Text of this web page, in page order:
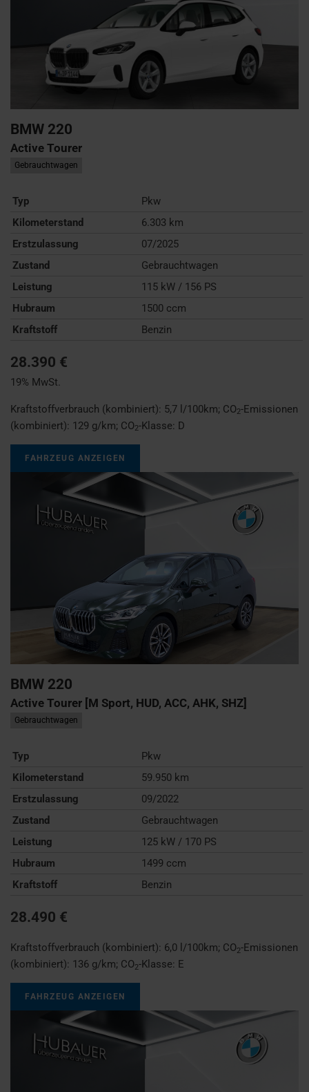
BMW 220
Active Tourer
Gebrauchtwagen
Typ
Pkw
Kilometerstand
6.303 km
Erstzulassung
07/2025
Zustand
Gebrauchtwagen
Leistung
115 kW / 156 PS
Hubraum
1500 ccm
Kraftstoff
Benzin
28.390 €
19% MwSt.
Kraftstoffverbrauch (kombiniert): 5,7 l/100km; CO2-Emissionen
(kombiniert): 129 g/km; CO2-Klasse: D
FAHRZEUG ANZEIGEN
BMW 220
Active Tourer [M Sport, HUD, ACC, AHK, SHZ]
Gebrauchtwagen
Typ
Pkw
Kilometerstand
59.950 km
Erstzulassung
09/2022
Zustand
Gebrauchtwagen
Leistung
125 kW / 170 PS
Hubraum
1499 ccm
Kraftstoff
Benzin
28.490 €
Kraftstoffverbrauch (kombiniert): 6,0 l/100km; CO2-Emissionen
(kombiniert): 136 g/km; CO2-Klasse: E
FAHRZEUG ANZEIGEN